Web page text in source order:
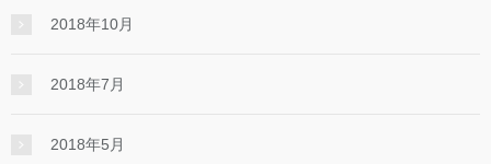
2018年10月
2018年7月
2018年5月